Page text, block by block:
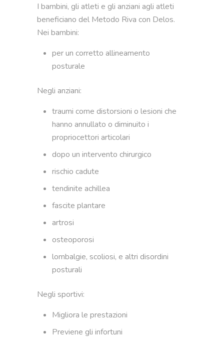
I bambini, gli atleti e gli anziani agli atleti
beneficiano del Metodo Riva con Delos.
Nei bambini:
per un corretto allineamento
posturale
Negli anziani:
traumi come distorsioni o lesioni che
hanno annullato o diminuito i
propriocettori articolari
dopo un intervento chirurgico
rischio cadute
tendinite achillea
fascite plantare
artrosi
osteoporosi
lombalgie, scoliosi, e altri disordini
posturali
Negli sportivi:
Migliora le prestazioni
Previene gli infortuni